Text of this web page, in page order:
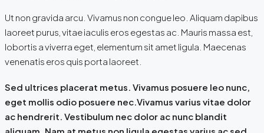
Ut non gravida arcu. Vivamus non congue leo. Aliquam dapibus
laoreet purus, vitae iaculis eros egestas ac. Mauris massa est,
lobortis a viverra eget, elementum sit amet ligula. Maecenas
venenatis eros quis porta laoreet.
Sed ultrices placerat metus. Vivamus posuere leo nunc,
eget mollis odio posuere nec.Vivamus varius vitae dolor
ac hendrerit. Vestibulum nec dolor ac nunc blandit